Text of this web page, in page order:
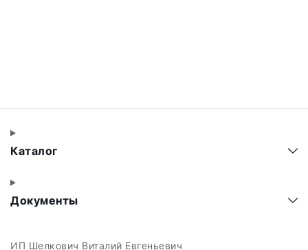
Каталог
Документы
ИП Шелкович Виталий Евгеньевич